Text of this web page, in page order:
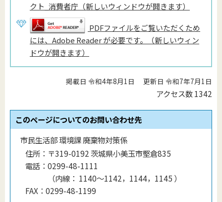
クト_消費者庁（新しいウィンドウが開きます）
PDFファイルをご覧いただくため
には、Adobe Reader が必要です。（新しいウィン
ドウが開きます）
掲載日 令和4年8月1日 更新日 令和7年7月1日
アクセス数1342
このページについてのお問い合わせ先
市民生活部 環境課 廃棄物対策係
住所： 〒319-0192 茨城県小美玉市堅倉835
電話： 0299-48-1111
（内線 ： 1140〜1142，1144，1145 ）
FAX： 0299-48-1199